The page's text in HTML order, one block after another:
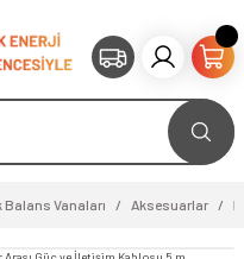
Vanaları Aksesuarlar